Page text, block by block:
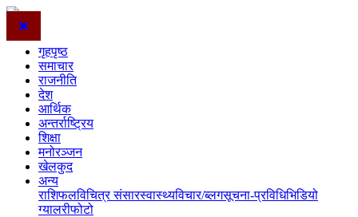
गृहपृष्ठ
समाचार
राजनीति
देश
आर्थिक
अन्तर्राष्ट्रिय
शिक्षा
मनोरञ्जन
खेलकुद
अन्य
राशिफलविचित्र संसारस्वास्थ्यविचार/ब्लगसूचना-प्रविधिभिडियो
ग्यालरीफोटो